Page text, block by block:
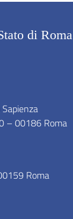
di Roma
– 00186 Roma
Roma